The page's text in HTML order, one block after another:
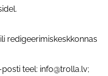
redigeerimiskeskkonnas
posti teel: info@trolla.lv;